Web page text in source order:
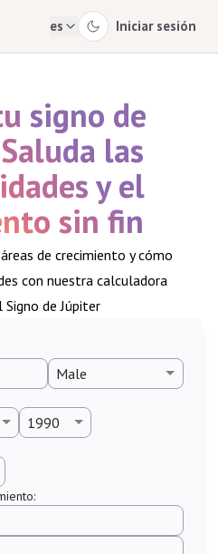
es Iniciar sesión
signo de
las
y el
sin fin
de crecimiento y cómo
con nuestra calculadora
de Júpiter